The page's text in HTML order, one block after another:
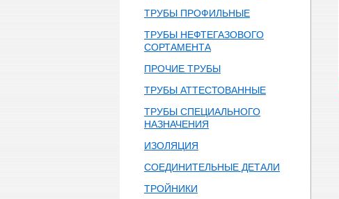
ТРУБЫ ПРОФИЛЬНЫЕ
ТРУБЫ НЕФТЕГАЗОВОГО
СОРТАМЕНТА
ПРОЧИЕ ТРУБЫ
ТРУБЫ АТТЕСТОВАННЫЕ
ТРУБЫ СПЕЦИАЛЬНОГО
НАЗНАЧЕНИЯ
ИЗОЛЯЦИЯ
СОЕДИНИТЕЛЬНЫЕ ДЕТАЛИ
ТРОЙНИКИ